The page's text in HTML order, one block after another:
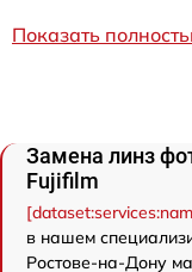
Показать
Замена линз
Fujifilm
в нашем
Ростове-на-Дону